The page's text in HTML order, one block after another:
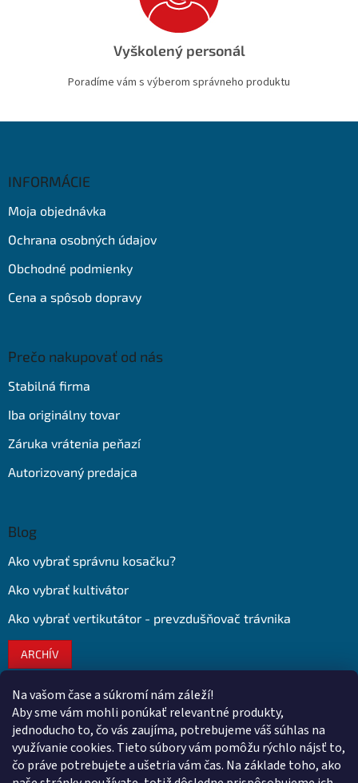
Na vašom čase a súkromí nám záleží!
Aby sme vám mohli ponúkať relevantné produkty,
jednoducho to, čo vás zaujíma, potrebujeme váš súhlas na
využívanie cookies. Tieto súbory vám pomôžu rýchlo nájsť to,
čo práve potrebujete a ušetria vám čas. Na základe toho, ako
Vyškolený personál
Poradíme vám s výberom správneho produktu
INFORMÁCIE
Moja objednávka
Ochrana osobných údajov
Obchodné podmienky
Cena a spôsob dopravy
Prečo nakupovať od nás
Stabilná firma
Iba originálny tovar
Záruka vrátenia peňazí
Autorizovaný predajca
Blog
Ako vybrať správnu kosačku?
Ako vybrať kultivátor
Ako vybrať vertikutátor - prevzdušňovač trávnika
ARCHÍV
Kontakt
obchod@ euroshopy.sk
0911 931 019